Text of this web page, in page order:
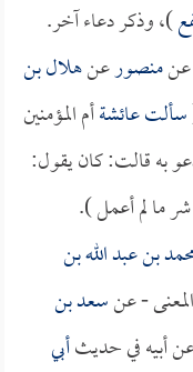
)، وذكر دعاء آخر.
عنمنصورعنهلال بن
سألتعائشةأم المؤمنين
به قالت: كان يقول:
ما لم أعمل ).
بن عبد الله بن
- عنسعد بن
أبيه في حديثأبي